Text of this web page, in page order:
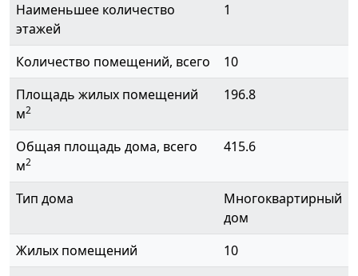
Наименьшее количество
этажей
1
Количество помещений, всего
10
Площадь жилых помещений
м2
196.8
Общая площадь дома, всего
м2
415.6
Тип дома
Многоквартирный
дом
Жилых помещений
10